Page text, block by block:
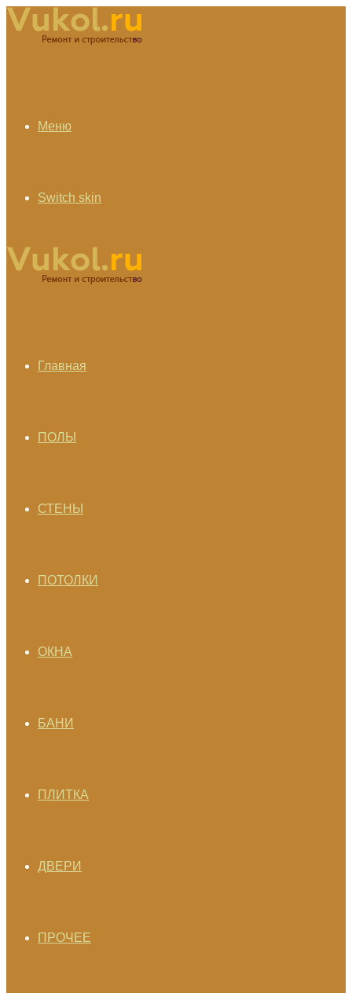
Меню
Switch skin
Главная
ПОЛЫ
СТЕНЫ
ПОТОЛКИ
ОКНА
БАНИ
ПЛИТКА
ДВЕРИ
ПРОЧЕЕ